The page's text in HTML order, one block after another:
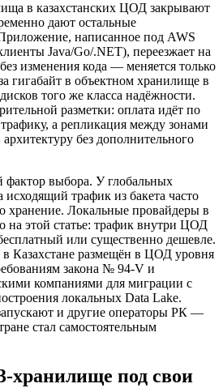
в казахстанских ЦОД закрывают
дают остальные
написанное под AWS
Java/Go/.NET), переезжает на
изменения кода — меняется только
гигабайт в объектном хранилище в
того же класса надёжности.
разметки: оплата идёт по
а репликация между зонами
без дополнительного
фактор выбора. У глобальных
исходящий трафик из бакета часто
хранение. Локальные провайдеры в
этой статье: трафик внутри ЦОД
или существенно дешевле.
Казахстане размещён в ЦОД уровня
закона № 94-V и
компаниями для миграции с
локальных Data Lake.
и другие операторы РК —
стал самостоятельным
хранилище под свои